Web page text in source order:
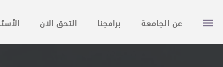
عن الجامعة برامجنا التحق الان